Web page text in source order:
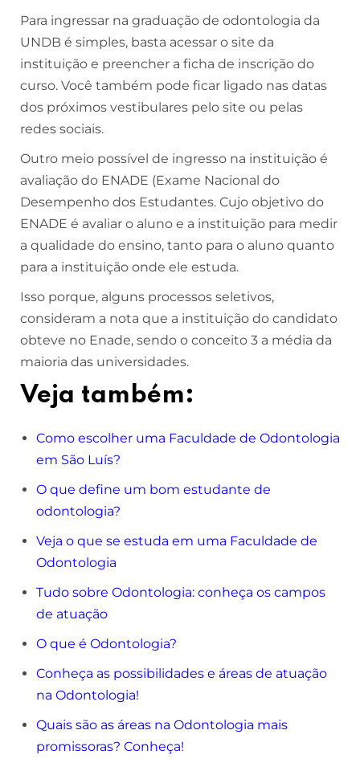
Para ingressar na graduação de odontologia da
UNDB é simples, basta acessar o site da
instituição e preencher a ficha de inscrição do
curso. Você também pode ficar ligado nas datas
dos próximos vestibulares pelo site ou pelas
redes sociais.
Outro meio possível de ingresso na instituição é
avaliação do ENADE (Exame Nacional do
Desempenho dos Estudantes. Cujo objetivo do
ENADE é avaliar o aluno e a instituição para medir
a qualidade do ensino, tanto para o aluno quanto
para a instituição onde ele estuda.
Isso porque, alguns processos seletivos,
consideram a nota que a instituição do candidato
obteve no Enade, sendo o conceito 3 a média da
maioria das universidades.
Veja também:
Como escolher uma Faculdade de Odontologia
em São Luís?
O que define um bom estudante de
odontologia?
Veja o que se estuda em uma Faculdade de
Odontologia
Tudo sobre Odontologia: conheça os campos
de atuação
O que é Odontologia?
Conheça as possibilidades e áreas de atuação
na Odontologia!
Quais são as áreas na Odontologia mais
promissoras? Conheça!